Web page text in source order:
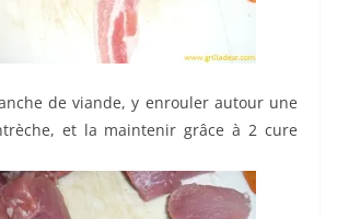
de viande, y enrouler autour une
et la maintenir grâce à 2 cure